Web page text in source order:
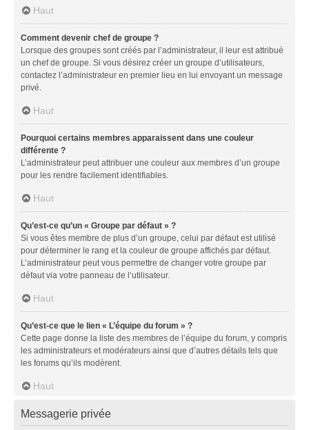
Haut
Comment devenir chef de groupe ?
Lorsque des groupes sont créés par l’administrateur, il leur est attribué
un chef de groupe. Si vous désirez créer un groupe d’utilisateurs,
contactez l’administrateur en premier lieu en lui envoyant un message
privé.
Haut
Pourquoi certains membres apparaissent dans une couleur
différente ?
L’administrateur peut attribuer une couleur aux membres d’un groupe
pour les rendre facilement identifiables.
Haut
Qu’est-ce qu’un « Groupe par défaut » ?
Si vous êtes membre de plus d’un groupe, celui par défaut est utilisé
pour déterminer le rang et la couleur de groupe affichés par défaut.
L’administrateur peut vous permettre de changer votre groupe par
défaut via votre panneau de l’utilisateur.
Haut
Qu’est-ce que le lien « L’équipe du forum » ?
Cette page donne la liste des membres de l’équipe du forum, y compris
les administrateurs et modérateurs ainsi que d’autres détails tels que
les forums qu’ils modèrent.
Haut
Messagerie privée